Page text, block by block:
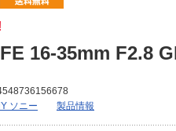
16-35mm F2.8
ソニー 製品情報